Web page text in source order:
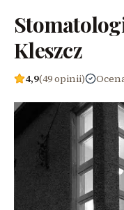
Kleszcz
4,9(49 opinii)